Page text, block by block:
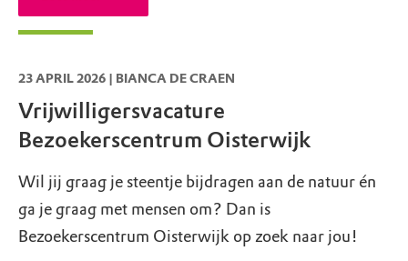
Maar wil je nog makkelijker op avontuur?
te leen. Daarmee cross je lekker en veilig
door het bos van de speelnatuur.
23 APRIL 2026 | BIANCA DE CRAEN
Vrijwilligersvacature
Bezoekerscentrum Oisterwijk
Wil jij graag je steentje bijdragen aan de natuur én
ga je graag met mensen om? Dan is
Bezoekerscentrum Oisterwijk op zoek naar jou!